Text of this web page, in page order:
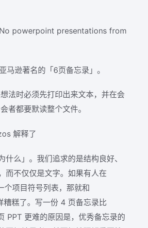
powerpoint presentations from
马逊著名的「6页备忘录」。
法时必须先打印出来文本，并在会
者都要默读整个文件。
解释了
什么」。我们追求的是结构良好、
而不仅仅是文字。如果有人在
个项目符号列表，那就和
糕了。写一份 4 页备忘录比
PPT 更难的原因是，优秀备忘录的